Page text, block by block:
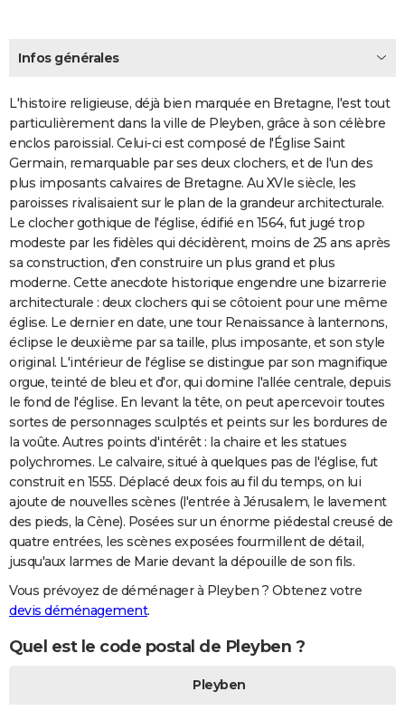
Infos générales
L'histoire religieuse, déjà bien marquée en Bretagne, l'est tout
particulièrement dans la ville de Pleyben, grâce à son célèbre
enclos paroissial. Celui-ci est composé de l'Église Saint
Germain, remarquable par ses deux clochers, et de l'un des
plus imposants calvaires de Bretagne. Au XVIe siècle, les
paroisses rivalisaient sur le plan de la grandeur architecturale.
Le clocher gothique de l'église, édifié en 1564, fut jugé trop
modeste par les fidèles qui décidèrent, moins de 25 ans après
sa construction, d'en construire un plus grand et plus
moderne. Cette anecdote historique engendre une bizarrerie
architecturale : deux clochers qui se côtoient pour une même
église. Le dernier en date, une tour Renaissance à lanternons,
éclipse le deuxième par sa taille, plus imposante, et son style
original. L'intérieur de l'église se distingue par son magnifique
orgue, teinté de bleu et d'or, qui domine l'allée centrale, depuis
le fond de l'église. En levant la tête, on peut apercevoir toutes
sortes de personnages sculptés et peints sur les bordures de
la voûte. Autres points d'intérêt : la chaire et les statues
polychromes. Le calvaire, situé à quelques pas de l'église, fut
construit en 1555. Déplacé deux fois au fil du temps, on lui
ajoute de nouvelles scènes (l'entrée à Jérusalem, le lavement
des pieds, la Cène). Posées sur un énorme piédestal creusé de
quatre entrées, les scènes exposées fourmillent de détail,
jusqu'aux larmes de Marie devant la dépouille de son fils.
Vous prévoyez de déménager à Pleyben ? Obtenez votre
devis déménagement.
Quel est le code postal de Pleyben ?
Pleyben